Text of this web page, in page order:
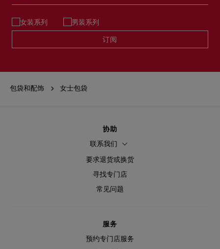
女装系列 男装系列
订阅
包袋和配饰 女士包袋
协助
联系我们
要求退货或换货
寻找专门店
常见问题
服务
预约专门店服务